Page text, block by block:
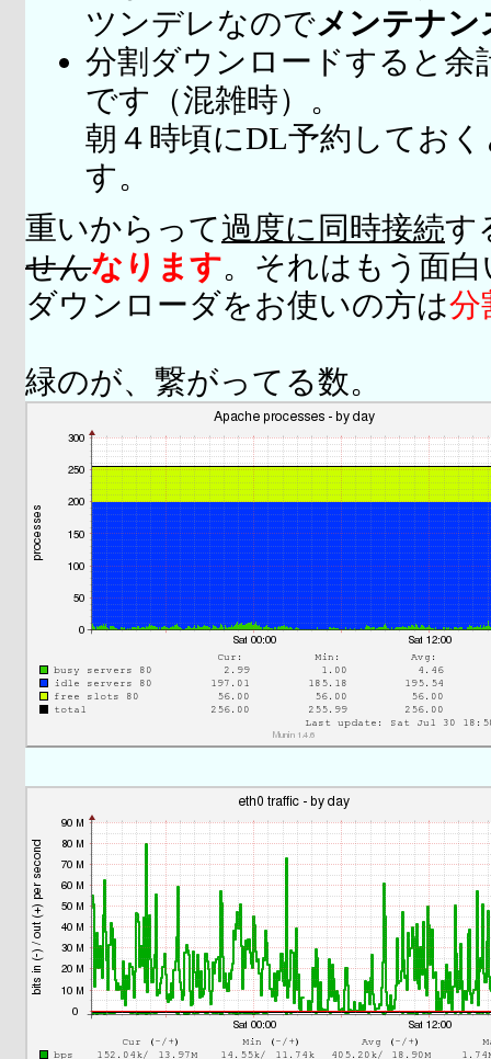
ツンデレなのでメンテナ
分割ダウンロードすると余
です（混雑時）。
朝４時頃にDL予約してお
す。
重いからって過度に同時接続す
せんなります。それはもう面
ダウンローダをお使いの方は分
緑のが、繋がってる数。